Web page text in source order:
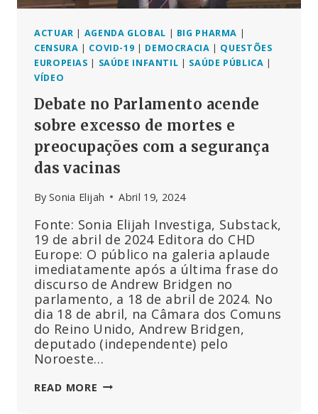
ACTUAR | AGENDA GLOBAL | BIG PHARMA |
CENSURA | COVID-19 | DEMOCRACIA | QUESTÕES
EUROPEIAS | SAÚDE INFANTIL | SAÚDE PÚBLICA |
VÍDEO
Debate no Parlamento acende
sobre excesso de mortes e
preocupações com a segurança
das vacinas
By Sonia Elijah Abril 19, 2024
Fonte: Sonia Elijah Investiga, Substack,
19 de abril de 2024 Editora do CHD
Europe: O público na galeria aplaude
imediatamente após a última frase do
discurso de Andrew Bridgen no
parlamento, a 18 de abril de 2024. No
dia 18 de abril, na Câmara dos Comuns
do Reino Unido, Andrew Bridgen,
deputado (independente) pelo
Noroeste…
READ MORE DEBATE